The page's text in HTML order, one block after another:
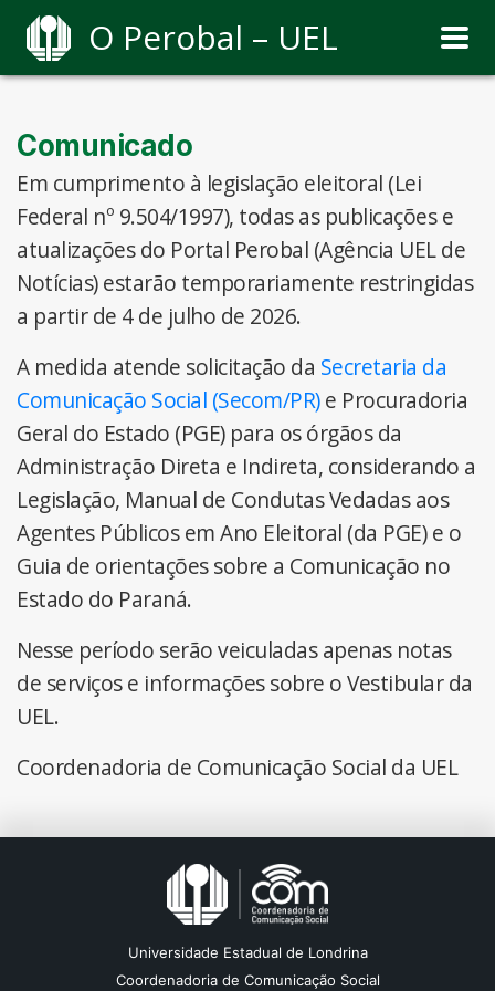
O Perobal – UEL
Comunicado
Em cumprimento à legislação eleitoral (Lei
Federal nº 9.504/1997), todas as publicações e
atualizações do Portal Perobal (Agência UEL de
Notícias) estarão temporariamente restringidas
a partir de 4 de julho de 2026.
A medida atende solicitação da Secretaria da
Comunicação Social (Secom/PR)e Procuradoria
Geral do Estado (PGE) para os órgãos da
Administração Direta e Indireta, considerando a
Legislação, Manual de Condutas Vedadas aos
Agentes Públicos em Ano Eleitoral (da PGE) e o
Guia de orientações sobre a Comunicação no
Estado do Paraná.
Nesse período serão veiculadas apenas notas
de serviços e informações sobre o Vestibular da
UEL.
Coordenadoria de Comunicação Social da UEL
Universidade Estadual de Londrina
Coordenadoria de Comunicação Social